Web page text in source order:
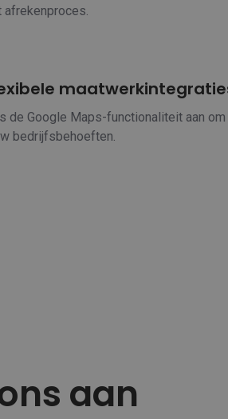
afrekenproces.
de Google Maps-functionaliteit aan
bedrijfsbehoeften.
aan